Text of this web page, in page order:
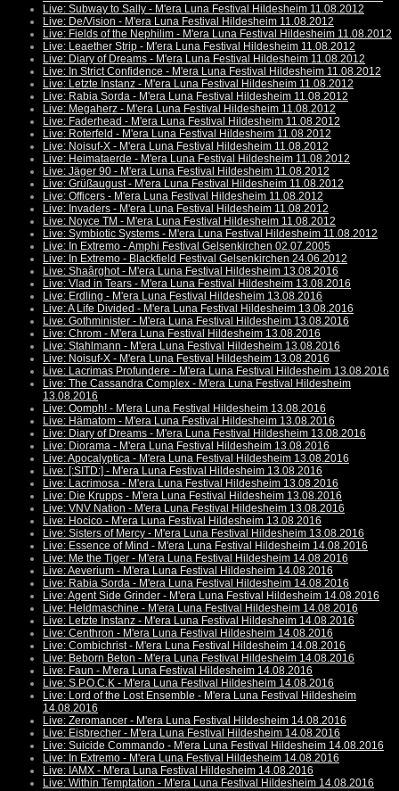
Live: Subway to Sally - M'era Luna Festival Hildesheim 11.08.2012
Live: De/Vision - M'era Luna Festival Hildesheim 11.08.2012
Live: Fields of the Nephilim - M'era Luna Festival Hildesheim 11.08.2012
Live: Leaether Strip - M'era Luna Festival Hildesheim 11.08.2012
Live: Diary of Dreams - M'era Luna Festival Hildesheim 11.08.2012
Live: In Strict Confidence - M'era Luna Festival Hildesheim 11.08.2012
Live: Letzte Instanz - M'era Luna Festival Hildesheim 11.08.2012
Live: Rabia Sorda - M'era Luna Festival Hildesheim 11.08.2012
Live: Megaherz - M'era Luna Festival Hildesheim 11.08.2012
Live: Faderhead - M'era Luna Festival Hildesheim 11.08.2012
Live: Roterfeld - M'era Luna Festival Hildesheim 11.08.2012
Live: Noisuf-X - M'era Luna Festival Hildesheim 11.08.2012
Live: Heimataerde - M'era Luna Festival Hildesheim 11.08.2012
Live: Jäger 90 - M'era Luna Festival Hildesheim 11.08.2012
Live: Grüßaugust - M'era Luna Festival Hildesheim 11.08.2012
Live: Officers - M'era Luna Festival Hildesheim 11.08.2012
Live: Invaders - M'era Luna Festival Hildesheim 11.08.2012
Live: Noyce TM - M'era Luna Festival Hildesheim 11.08.2012
Live: Symbiotic Systems - M'era Luna Festival Hildesheim 11.08.2012
Live: In Extremo - Amphi Festival Gelsenkirchen 02.07.2005
Live: In Extremo - Blackfield Festival Gelsenkirchen 24.06.2012
Live: Shaârghot - M'era Luna Festival Hildesheim 13.08.2016
Live: Vlad in Tears - M'era Luna Festival Hildesheim 13.08.2016
Live: Erdling - M'era Luna Festival Hildesheim 13.08.2016
Live: A Life Divided - M'era Luna Festival Hildesheim 13.08.2016
Live: Gothminister - M'era Luna Festival Hildesheim 13.08.2016
Live: Chrom - M'era Luna Festival Hildesheim 13.08.2016
Live: Stahlmann - M'era Luna Festival Hildesheim 13.08.2016
Live: Noisuf-X - M'era Luna Festival Hildesheim 13.08.2016
Live: Lacrimas Profundere - M'era Luna Festival Hildesheim 13.08.2016
Live: The Cassandra Complex - M'era Luna Festival Hildesheim
13.08.2016
Live: Oomph! - M'era Luna Festival Hildesheim 13.08.2016
Live: Hämatom - M'era Luna Festival Hildesheim 13.08.2016
Live: Diary of Dreams - M'era Luna Festival Hildesheim 13.08.2016
Live: Diorama - M'era Luna Festival Hildesheim 13.08.2016
Live: Apocalyptica - M'era Luna Festival Hildesheim 13.08.2016
Live: [:SITD:] - M'era Luna Festival Hildesheim 13.08.2016
Live: Lacrimosa - M'era Luna Festival Hildesheim 13.08.2016
Live: Die Krupps - M'era Luna Festival Hildesheim 13.08.2016
Live: VNV Nation - M'era Luna Festival Hildesheim 13.08.2016
Live: Hocico - M'era Luna Festival Hildesheim 13.08.2016
Live: Sisters of Mercy - M'era Luna Festival Hildesheim 13.08.2016
Live: Essence of Mind - M'era Luna Festival Hildesheim 14.08.2016
Live: Me the Tiger - M'era Luna Festival Hildesheim 14.08.2016
Live: Aeverium - M'era Luna Festival Hildesheim 14.08.2016
Live: Rabia Sorda - M'era Luna Festival Hildesheim 14.08.2016
Live: Agent Side Grinder - M'era Luna Festival Hildesheim 14.08.2016
Live: Heldmaschine - M'era Luna Festival Hildesheim 14.08.2016
Live: Letzte Instanz - M'era Luna Festival Hildesheim 14.08.2016
Live: Centhron - M'era Luna Festival Hildesheim 14.08.2016
Live: Combichrist - M'era Luna Festival Hildesheim 14.08.2016
Live: Beborn Beton - M'era Luna Festival Hildesheim 14.08.2016
Live: Faun - M'era Luna Festival Hildesheim 14.08.2016
Live: S.P.O.C.K - M'era Luna Festival Hildesheim 14.08.2016
Live: Lord of the Lost Ensemble - M'era Luna Festival Hildesheim
14.08.2016
Live: Zeromancer - M'era Luna Festival Hildesheim 14.08.2016
Live: Eisbrecher - M'era Luna Festival Hildesheim 14.08.2016
Live: Suicide Commando - M'era Luna Festival Hildesheim 14.08.2016
Live: In Extremo - M'era Luna Festival Hildesheim 14.08.2016
Live: IAMX - M'era Luna Festival Hildesheim 14.08.2016
Live: Within Temptation - M'era Luna Festival Hildesheim 14.08.2016